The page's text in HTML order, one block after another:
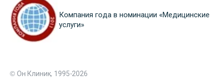
Компания года в номинации «Медицинские
услуги»
© Он Клиник, 1995-2026